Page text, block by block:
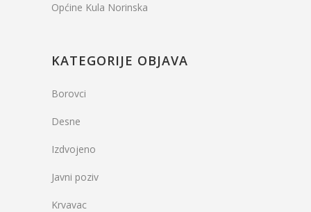
Općine Kula Norinska
KATEGORIJE OBJAVA
Borovci
Desne
Izdvojeno
Javni poziv
Krvavac